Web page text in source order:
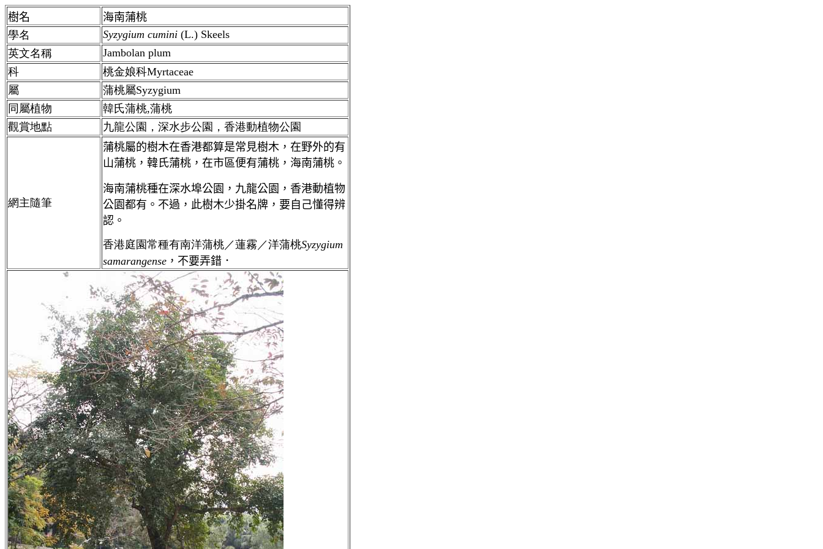
樹名 海南蒲桃
學名
Syzygium cumini (L.) Skeels
英文名稱
Jambolan plum
科
桃金娘科Myrtaceae
屬
蒲桃屬Syzygium
同屬植物
韓氏蒲桃,蒲桃
觀賞地點
九龍公園，深水步公園，香港動植物公園
網主隨筆
蒲桃屬的樹木在香港都算是常見樹木，在野外的有
山蒲桃，韓氏蒲桃，在市區便有蒲桃，海南蒲桃。
海南蒲桃種在深水埠公園，九龍公園，香港動植物
公園都有。不過，此樹木少掛名牌，要自己懂得辨
認。
香港庭園常種有南洋蒲桃／蓮霧／洋蒲桃Syzygium
samarangense ，不要弄錯．